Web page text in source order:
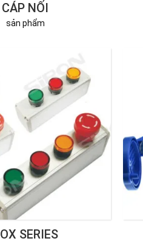
CÁP NỐI
sản phẩm
SERIES